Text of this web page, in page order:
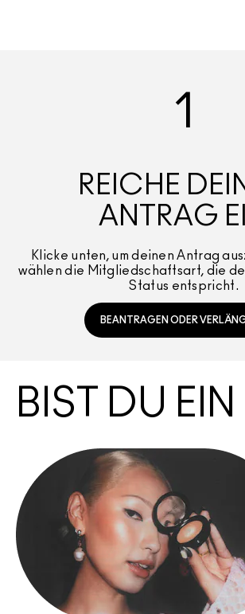
1
REICHE
ANTRAG
Klicke unten, um deinen Antrag
wählen die Mitgliedschaftsart, die
Status entspricht.
BEANTRAGEN ODER
BIST DU